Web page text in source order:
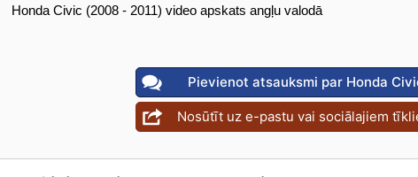
Honda Civic (2008 - 2011) video apskats angļu valodā
Pievienot atsauksmi par Honda
Nosūtīt uz e-pastu vai sociālajiem